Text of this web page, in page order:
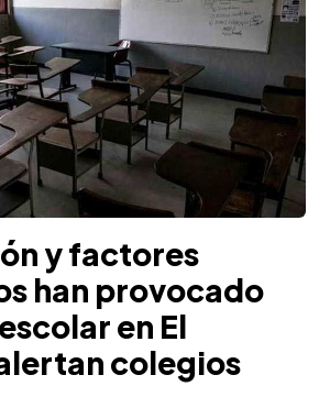
y factores
han provocado
en El
colegios